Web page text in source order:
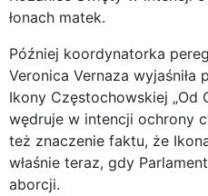
łonach matek.
Później koordynatorka
Veronica Vernaza
Ikony Częstochowskiej „Od
wędruje w intencji ochrony
też znaczenie faktu, że
właśnie teraz, gdy
aborcji.